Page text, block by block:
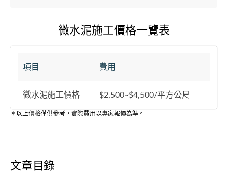
微水泥施工價格一覽表
項目 費用
微水泥施工價格 $2,500~$4,500/平方公尺
＊以上價格僅供參考，實際費用以專家報價為準。
文章目錄